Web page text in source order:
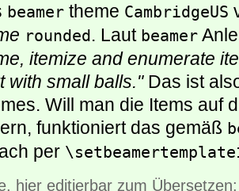
beamer theme CambridgeUS
rounded. Laut beamer
itemize and enumerate
with small balls."Das ist
Will man die Items auf
funktioniert das gemäß
per \setbeamertemplate
hier editierbar zum Übersetzen: